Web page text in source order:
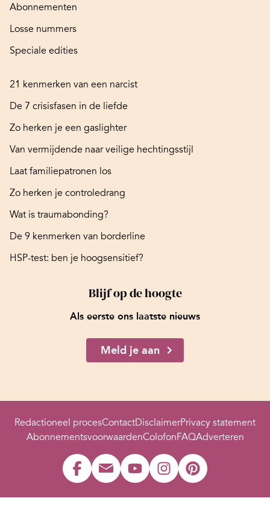
Abonnementen
Losse nummers
Speciale edities
21 kenmerken van een narcist
De 7 crisisfasen in de liefde
Zo herken je een gaslighter
Van vermijdende naar veilige hechtingsstijl
Laat familiepatronen los
Zo herken je controledrang
Wat is traumabonding?
De 9 kenmerken van borderline
HSP-test: ben je hoogsensitief?
Blijf op de hoogte
Als eerste ons laatste nieuws
Meld je aan
Redactioneel procesContactDisclaimerPrivacy statement
AbonnementsvoorwaardenColofonFAQAdverteren